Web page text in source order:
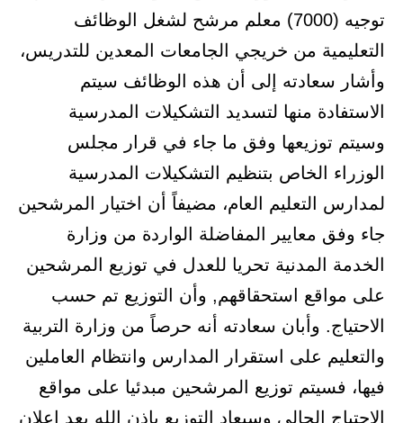
توجيه (7000) معلم مرشح لشغل الوظائف
التعليمية من خريجي الجامعات المعدين للتدريس،
وأشار سعادته إلى أن هذه الوظائف سيتم
الاستفادة منها لتسديد التشكيلات المدرسية
وسيتم توزيعها وفق ما جاء في قرار مجلس
الوزراء الخاص بتنظيم التشكيلات المدرسية
لمدارس التعليم العام، مضيفاً أن اختيار المرشحين
جاء وفق معايير المفاضلة الواردة من وزارة
الخدمة المدنية تحريا للعدل في توزيع المرشحين
على مواقع استحقاقهم, وأن التوزيع تم حسب
الاحتياج. وأبان سعادته أنه حرصاً من وزارة التربية
والتعليم على استقرار المدارس وانتظام العاملين
فيها، فسيتم توزيع المرشحين مبدئيا على مواقع
الاحتياج الحالي وسيعاد التوزيع بإذن الله بعد إعلان